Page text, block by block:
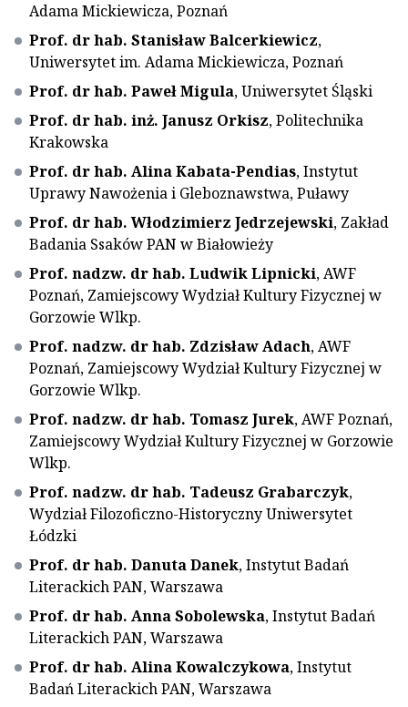
Adama Mickiewicza, Poznań
Prof. dr hab. Stanisław Balcerkiewicz,
Uniwersytet im. Adama Mickiewicza, Poznań
Prof. dr hab. Paweł Migula, Uniwersytet Śląski
Prof. dr hab. inż. Janusz Orkisz, Politechnika
Krakowska
Prof. dr hab. Alina Kabata-Pendias, Instytut
Uprawy Nawożenia i Gleboznawstwa, Puławy
Prof. dr hab. Włodzimierz Jedrzejewski, Zakład
Badania Ssaków PAN w Białowieży
Prof. nadzw. dr hab. Ludwik Lipnicki, AWF
Poznań, Zamiejscowy Wydział Kultury Fizycznej w
Gorzowie Wlkp.
Prof. nadzw. dr hab. Zdzisław Adach, AWF
Poznań, Zamiejscowy Wydział Kultury Fizycznej w
Gorzowie Wlkp.
Prof. nadzw. dr hab. Tomasz Jurek, AWF Poznań,
Zamiejscowy Wydział Kultury Fizycznej w Gorzowie
Wlkp.
Prof. nadzw. dr hab. Tadeusz Grabarczyk,
Wydział Filozoficzno-Historyczny Uniwersytet
Łódzki
Prof. dr hab. Danuta Danek, Instytut Badań
Literackich PAN, Warszawa
Prof. dr hab. Anna Sobolewska, Instytut Badań
Literackich PAN, Warszawa
Prof. dr hab. Alina Kowalczykowa, Instytut
Badań Literackich PAN, Warszawa